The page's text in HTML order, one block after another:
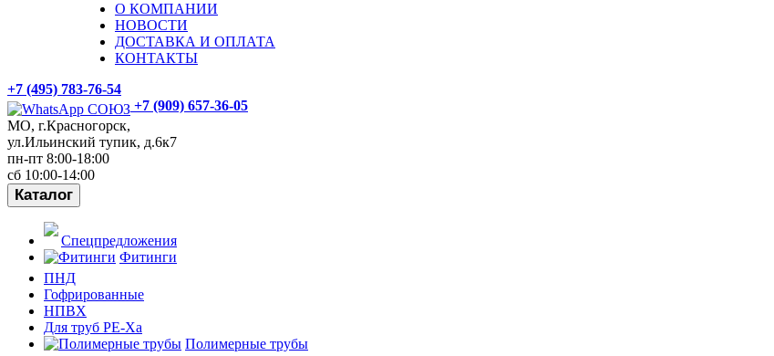
О КОМПАНИИ
НОВОСТИ
ДОСТАВКА И ОПЛАТА
КОНТАКТЫ
+7 (495) 783-76-54
+7 (909) 657-36-05
МО, г.Красногорск,
ул.Ильинский тупик, д.6к7
пн-пт 8:00-18:00
сб 10:00-14:00
Каталог
Спецпредложения
Фитинги
ПНД
Гофрированные
НПВХ
Для труб PE-Xa
Полимерные трубы